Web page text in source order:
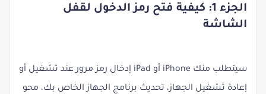
الجزء 1: كيفية فتح رمز الدخول لقفل
الشاشة
سيتطلب منك iPhone أو iPad إدخال رمز مرور عند تشغيل أو
إعادة تشغيل الجهاز، تحديث برنامج الجهاز الخاص بك، محو